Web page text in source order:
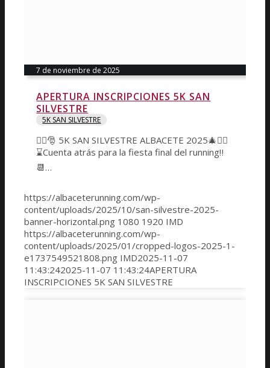
APERTURA INSCRIPCIONES 5K SAN
SILVESTRE
5K SAN SILVESTRE
🏃‍♂️🎅 5K SAN SILVESTRE ALBACETE 2025🎄🏃‍♀️
⌛️Cuenta atrás para la fiesta final del running‼️
📆…
7 de noviembre de 2025
https://albaceterunning.com/wp-
content/uploads/2025/10/san-silvestre-2025-
banner-horizontal.png 1080 1920 IMD
https://albaceterunning.com/wp-
content/uploads/2025/01/cropped-logos-2025-1-
e1737549521808.png IMD2025-11-07
11:43:242025-11-07 11:43:24APERTURA
INSCRIPCIONES 5K SAN SILVESTRE